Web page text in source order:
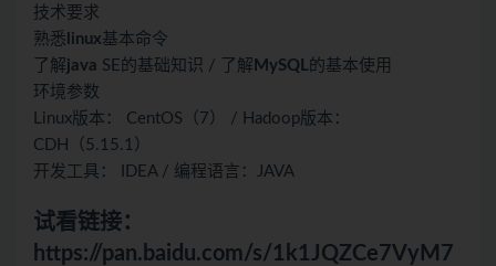
技术要求
熟悉 linux基本命令
了解java SE的基础知识 / 了解 MySQL的基本使用
环境参数
Linux版本： CentOS（7） / Hadoop版本：
CDH（5.15.1）
开发工具： IDEA / 编程语言：JAVA
试看链接：
https://pan.baidu.com/s/1k1JQZCe7VyM7